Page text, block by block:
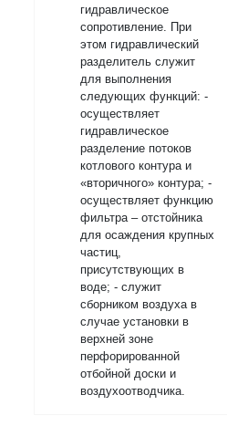
гидравлическое
сопротивление. При
этом гидравлический
разделитель служит
для выполнения
следующих функций: -
осуществляет
гидравлическое
разделение потоков
котлового контура и
«вторичного» контура; -
осуществляет функцию
фильтра – отстойника
для осаждения крупных
частиц,
присутствующих в
воде; - служит
сборником воздуха в
случае установки в
верхней зоне
перфорированной
отбойной доски и
воздухоотводчика.